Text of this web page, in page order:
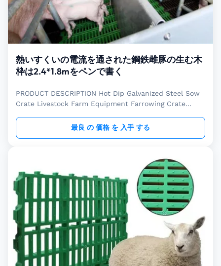
熱いすくいの電流を通された鋼鉄雌豚の生む木
枠は2.4*1.8mをペンで書く
PRODUCT DESCRIPTION Hot Dip Galvanized Steel Sow
Crate Livestock Farm Equipment Farrowing Crate
widely used in maternity and lactation period. The
PVC fence type farrowing crate reserched and
unique pressure proof design can have a buffer effect
when sow is laying down, it greatly improves the
survival rate of piglets. Length and
最良 の 価格 を 入手 する